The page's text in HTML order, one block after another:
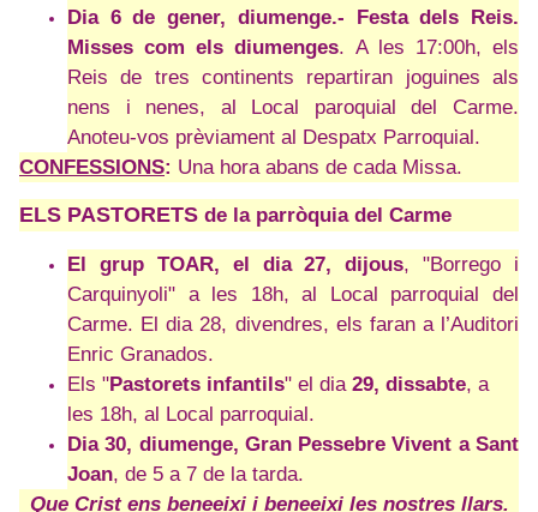
Dia 6 de gener, diumenge.- Festa dels Reis.
Misses com els diumenges. A les 17:00h, els
Reis de tres continents repartiran joguines als
nens i nenes, al Local paroquial del Carme.
Anoteu-vos prèviament al Despatx Parroquial.
CONFESSIONS: Una hora abans de cada Missa.
ELS PASTORETS de la parròquia del Carme
El grup TOAR, el dia 27, dijous, "Borrego i
Carquinyoli" a les 18h, al Local parroquial del
Carme. El dia 28, divendres, els faran a l’Auditori
Enric Granados.
Els "Pastorets infantils" el dia 29, dissabte, a
les 18h, al Local parroquial.
Dia 30, diumenge, Gran Pessebre Vivent a Sant
Joan, de 5 a 7 de la tarda.
Que Crist ens beneeixi i beneeixi les nostres llars.